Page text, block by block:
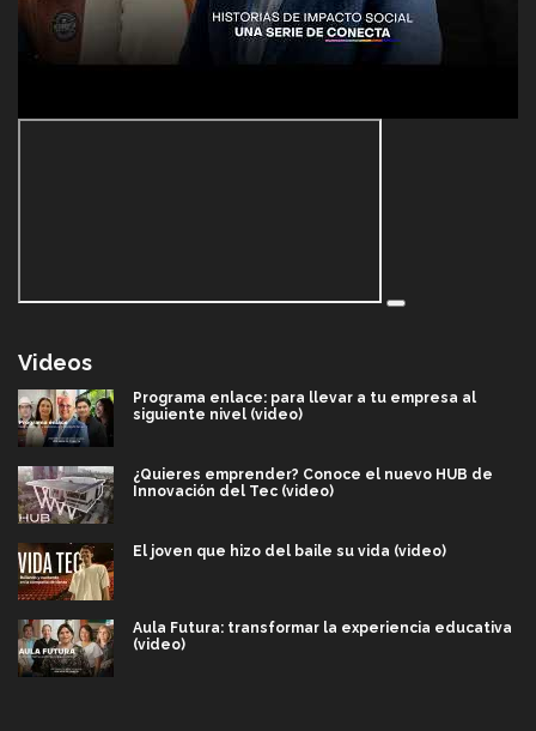
Videos
Programa enlace: para llevar a tu empresa al
siguiente nivel (video)
¿Quieres emprender? Conoce el nuevo HUB de
Innovación del Tec (video)
El joven que hizo del baile su vida (video)
Aula Futura: transformar la experiencia educativa
(video)